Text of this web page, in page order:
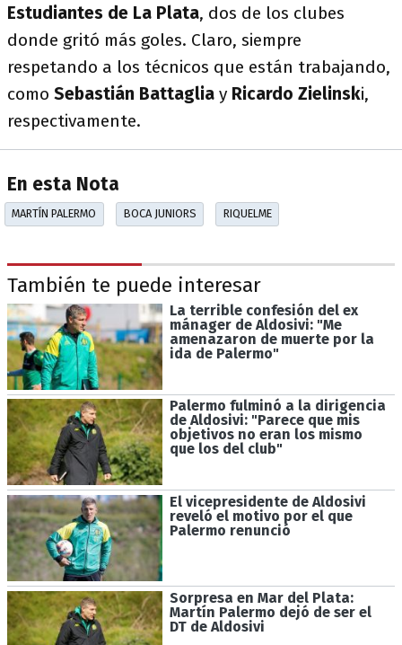
Estudiantes de La Plata, dos de los clubes
donde gritó más goles. Claro, siempre
respetando a los técnicos que están trabajando,
como Sebastián Battaglia y Ricardo Zielinski,
respectivamente.
En esta Nota
MARTÍN PALERMO BOCA JUNIORS RIQUELME
También te puede interesar
La terrible confesión del ex
mánager de Aldosivi: "Me
amenazaron de muerte por la
ida de Palermo"
Palermo fulminó a la dirigencia
de Aldosivi: "Parece que mis
objetivos no eran los mismo
que los del club"
El vicepresidente de Aldosivi
reveló el motivo por el que
Palermo renunció
Sorpresa en Mar del Plata:
Martín Palermo dejó de ser el
DT de Aldosivi